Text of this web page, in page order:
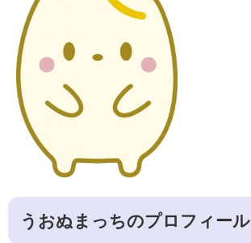
うおぬまっちのプロフィール